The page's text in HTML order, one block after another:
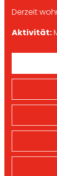
Derzeit
Aktivität: